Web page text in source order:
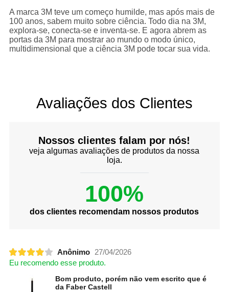
A marca 3M teve um começo humilde, mas após mais de
100 anos, sabem muito sobre ciência. Todo dia na 3M,
explora-se, conecta-se e inventa-se. E agora abrem as
portas da 3M para mostrar ao mundo o modo único,
multidimensional que a ciência 3M pode tocar sua vida.
Avaliações dos Clientes
Nossos clientes falam por nós!
veja algumas avaliações de produtos da nossa
loja.
100%
dos clientes recomendam nossos produtos
Anônimo
27/04/2026
Eu recomendo esse produto.
Bom produto, porém não vem escrito que é
da Faber Castell